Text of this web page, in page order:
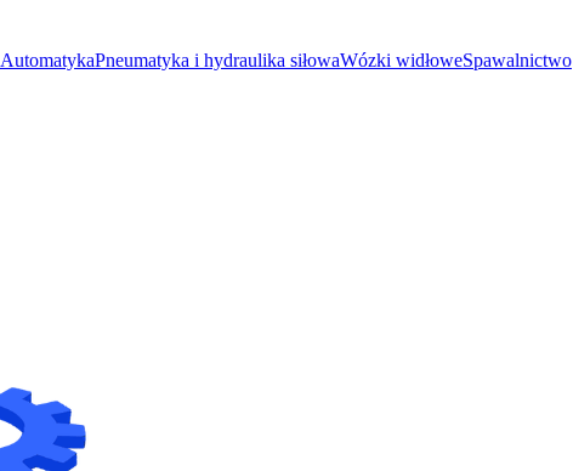
AutomatykaPneumatyka i hydraulika siłowaWózki widłoweSpawalnictwo